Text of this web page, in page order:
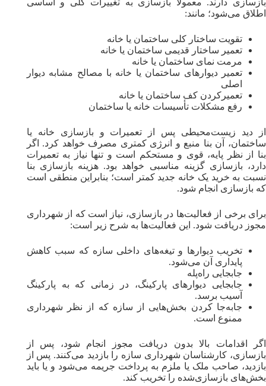
اطلاق می‌شود؛ مانند:
تقویت ساختار کلی ساختمان یا خانه
تعمیر ساختار قدیمی ساختمان یا خانه
مرمت نمای ساختمان یا خانه
تعمیر دیوار‌های ساختمان یا خانه با مصالح مشابه دیوار
اصلی
تعمیرکردن کف ساختمان یا خانه
رفع مشکلات تأسیسات خانه یا ساختمان
از دید زیست‌محیطی پس از تعمیرات و بازسازی خانه یا
ساختمان، آن بنا منبع و انرژی کمتری مصرف خواهد کرد. اگر
بنا از نظر پایه، قوی و مستحکم است و‌ تنها نیاز به تعمیرات
دارد، بازسازی گزینه مناسبی خواهد بود. هزینه بازسازی بنا
نسبت به خرید یک خانه جدید کمتر است؛ بنابراین منطقی است
که بازسازی انجام شود.
برای برخی از فعالیت‌ها در بازسازی، نیاز است که از شهرداری
مجوز دریافت شود. این فعالیت‌ها به شرح زیر است:
تخریب دیوارها و تیغه‌های داخلی سازه که سبب کاهش
پایداری آن می‌شود.
جابجایی راه‌پله‌
جابجایی دیوارهای پارکینگ، در زمانی که به پارکینگ
آسیب برسد.
جابه‌جا‌ کردن بخش‌هایی از سازه که از نظر شهرداری
ممنوع است.
اگر اقدامات بالا بدون دریافت مجوز انجام شود، پس از
بازسازی، کارشناسان شهرداری سازه را بازدید می‌کنند. پس از
بازدید، صاحب ملک یا ملزم به پرداخت جریمه می‌شود و یا باید
بخش‌های بازسازی‌شده را تخریب کند.